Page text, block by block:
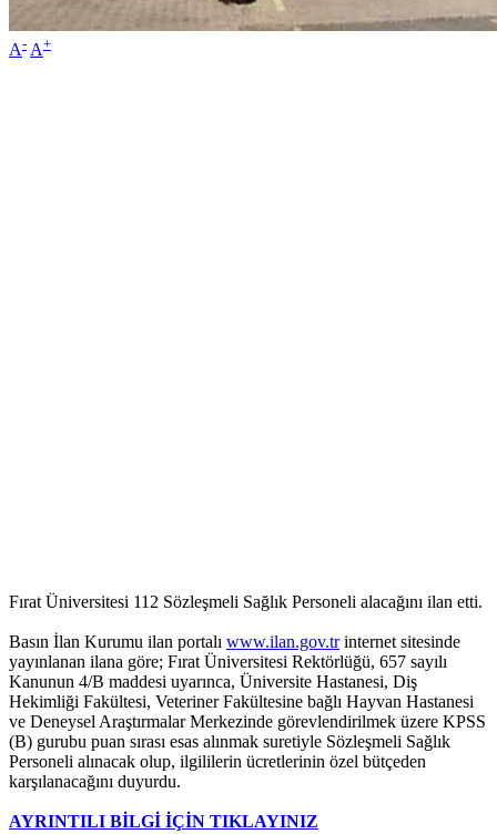
A- A+
Fırat Üniversitesi 112 Sözleşmeli Sağlık Personeli alacağını ilan etti.
Basın İlan Kurumu ilan portalı www.ilan.gov.trinternet sitesinde
yayınlanan ilana göre; Fırat Üniversitesi Rektörlüğü, 657 sayılı
Kanunun 4/B maddesi uyarınca, Üniversite Hastanesi, Diş
Hekimliği Fakültesi, Veteriner Fakültesine bağlı Hayvan Hastanesi
ve Deneysel Araştırmalar Merkezinde görevlendirilmek üzere KPSS
(B) gurubu puan sırası esas alınmak suretiyle Sözleşmeli Sağlık
Personeli alınacak olup, ilgililerin ücretlerinin özel bütçeden
karşılanacağını duyurdu.
AYRINTILI BİLGİ İÇİN TIKLAYINIZ